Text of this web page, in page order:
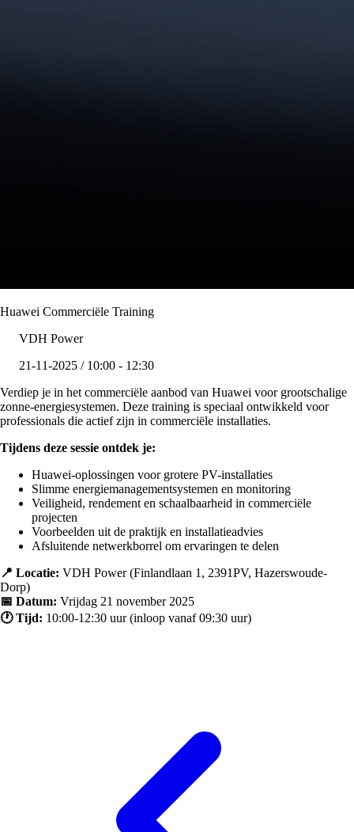
Huawei Commerciële Training
VDH Power
21-11-2025 / 10:00 - 12:30
Verdiep je in het commerciële aanbod van Huawei voor grootschalige
zonne-energiesystemen. Deze training is speciaal ontwikkeld voor
professionals die actief zijn in commerciële installaties.
Tijdens deze sessie ontdek je:
Huawei-oplossingen voor grotere PV-installaties
Slimme energiemanagementsystemen en monitoring
Veiligheid, rendement en schaalbaarheid in commerciële
projecten
Voorbeelden uit de praktijk en installatieadvies
Afsluitende netwerkborrel om ervaringen te delen
📍 Locatie: VDH Power (Finlandlaan 1, 2391PV, Hazerswoude-
Dorp)
📅 Datum: Vrijdag 21 november 2025
🕐 Tijd: 10:00-12:30 uur (inloop vanaf 09:30 uur)